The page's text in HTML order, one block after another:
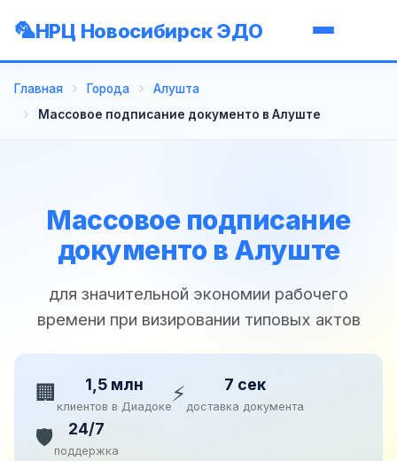
НРЦ Новосибирск ЭДО
Главная Города
Алушта
Массовое подписание документо в Алуште
Массовое подписание
документо в Алуште
для значительной экономии рабочего
времени при визировании типовых актов
🏢 1,5 млн
клиентов в Диадоке⚡ 7 сек
доставка документа
🛡️ 24/7
поддержка